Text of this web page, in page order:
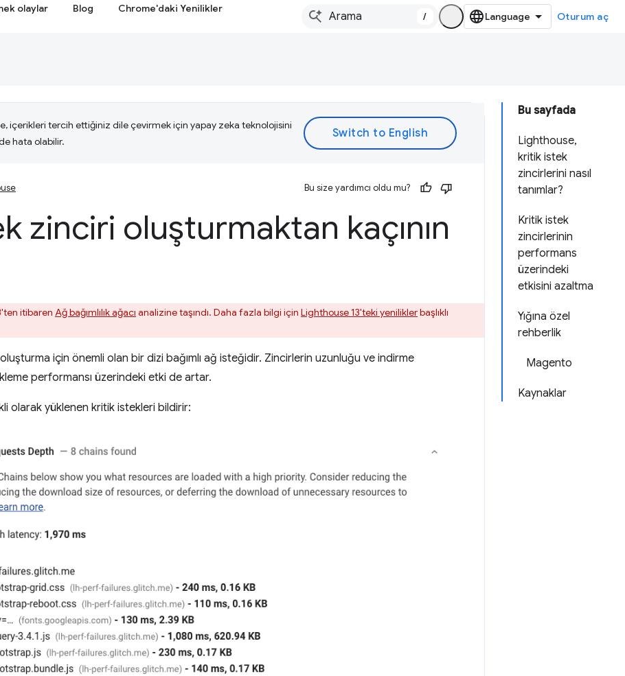
olaylar Blog Chrome'daki Yenilikler
/ Oturum aç
Bu sayfada
Lighthouse,
kritik istek
zincirlerini nasıl
tanımlar?
Kritik istek
zincirlerinin
performans
üzerindeki
etkisini azaltma
Yığına özel
rehberlik
Magento
Kaynaklar
içerikleri tercih ettiğiniz dile çevirmek için yapay zeka teknolojisini
hata olabilir.
Bu size yardımcı oldu mu?
zinciri oluşturmaktan kaçının
itibaren Ağ bağımlılık ağacı analizine taşındı. Daha fazla bilgi için Lighthouse 13'teki yeniliklerbaşlıklı
için önemli olan bir dizi bağımlı ağ isteğidir. Zincirlerin uzunluğu ve indirme
performansı üzerindeki etki de artar.
olarak yüklenen kritik istekleri bildirir: